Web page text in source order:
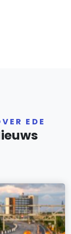
EDE